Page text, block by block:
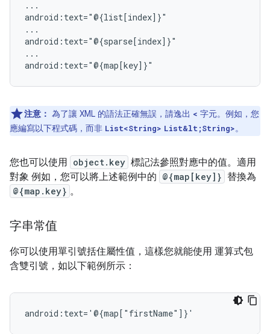
...
android:text="@{list[index]}"
...
android:text="@{sparse[index]}"
...
注意： 為了讓 XML 的語法正確無誤，請逸出 < 字元。例如，您
應編寫以下程式碼，而非 List<String> List&lt;String>。
您也可以使用 object.key 標記法參照對應中的值。適用
對象 例如，您可以將上述範例中的 @{map[key]} 替換為
@{map.key} 。
字串常值
你可以使用單引號括住屬性值，這樣您就能使用 運算式包
含雙引號，如以下範例所示：